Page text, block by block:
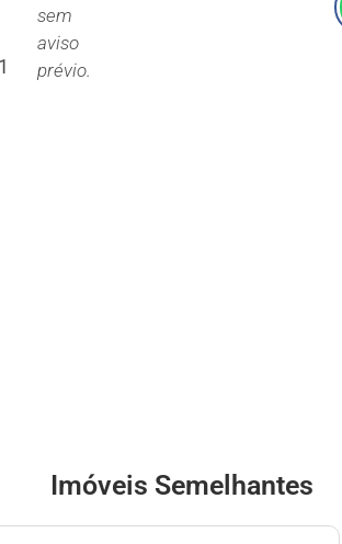
sem
aviso
prévio.
Imóveis Semelhantes